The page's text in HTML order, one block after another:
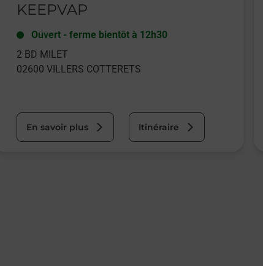
KEEPVAP
Ouvert- ferme bientôt à 12h30
2 BD MILET
02600 VILLERS COTTERETS
En savoir plus Itinéraire